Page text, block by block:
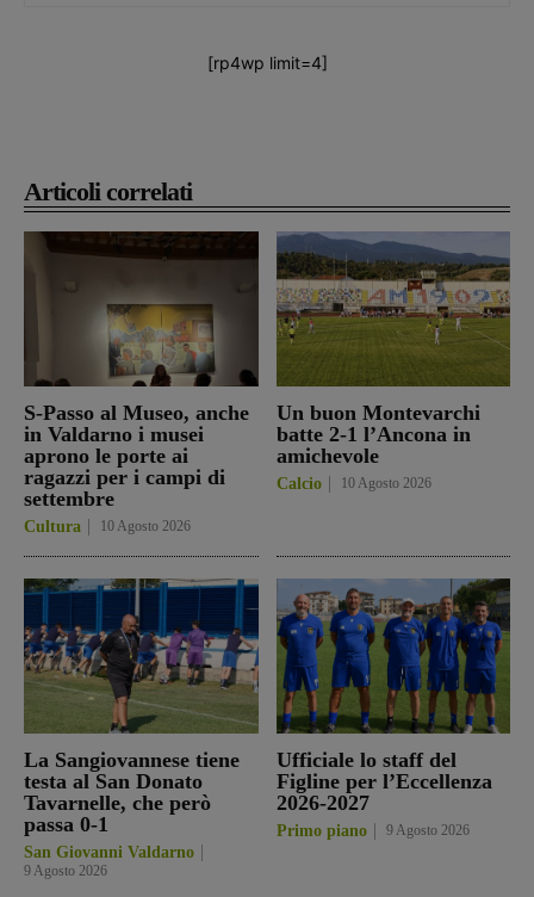
Articoli correlati
S-Passo al Museo, anche
in Valdarno i musei
aprono le porte ai
ragazzi per i campi di
settembre
Cultura 10 Agosto 2026
Un buon Montevarchi
batte 2-1 l’Ancona in
amichevole
Calcio 10 Agosto 2026
La Sangiovannese tiene
testa al San Donato
Tavarnelle, che però
passa 0-1
San Giovanni Valdarno
9 Agosto 2026
Ufficiale lo staff del
Figline per l’Eccellenza
2026-2027
Primo piano 9 Agosto 2026
[rp4wp limit=4]